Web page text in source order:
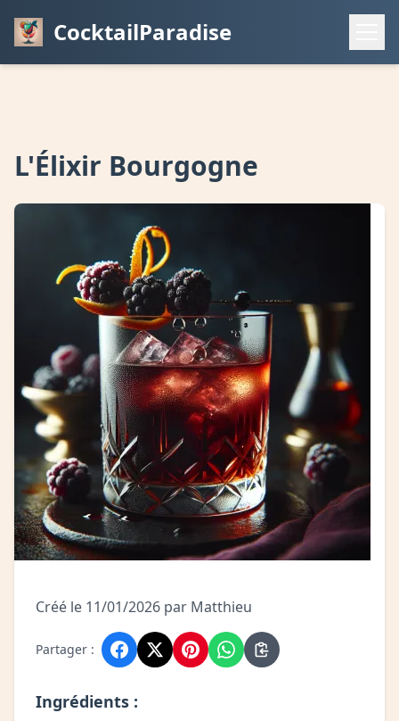
CocktailParadise
L'Élixir Bourgogne
Créé le 11/01/2026 par Matthieu
Partager :
Ingrédients :